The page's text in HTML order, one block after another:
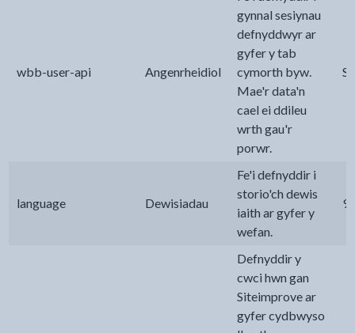
wbb-user-api Angenrheidiol
gynnal sesiynau
defnyddwyr ar
gyfer y tab
cymorth byw.
Mae'r data'n
cael ei ddileu
wrth gau'r
porwr.
language Dewisiadau
Fe'i defnyddir i
storio'ch dewis
iaith ar gyfer y
wefan.
Defnyddir y
cwci hwn gan
Siteimprove ar
gyfer cydbwyso